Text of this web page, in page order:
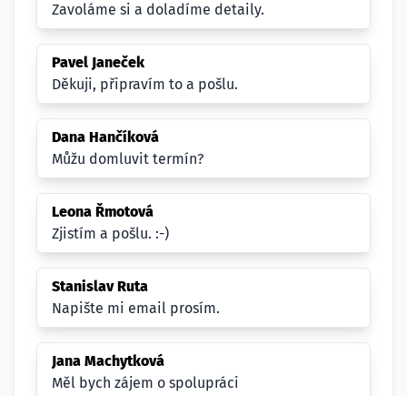
Zavoláme si a doladíme detaily.
Pavel Janeček
Děkuji, připravím to a pošlu.
Dana Hančíková
Můžu domluvit termín?
Leona Řmotová
Zjistím a pošlu. :-)
Stanislav Ruta
Napište mi email prosím.
Jana Machytková
Měl bych zájem o spolupráci